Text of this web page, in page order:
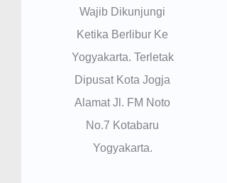
Wajib Dikunjungi
Ketika Berlibur Ke
Yogyakarta. Terletak
Dipusat Kota Jogja
Alamat Jl. FM Noto
No.7 Kotabaru
Yogyakarta.